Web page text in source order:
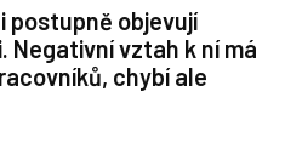
postupně objevují
Negativní vztah k ní má
chybí ale